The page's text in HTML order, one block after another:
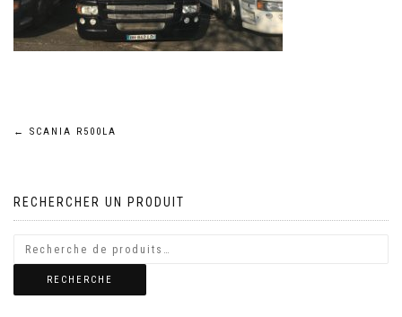
Navigation
l’article
← SCANIA R500LA
RECHERCHER UN PRODUIT
RECHERCHE